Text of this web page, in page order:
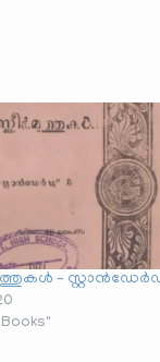
–